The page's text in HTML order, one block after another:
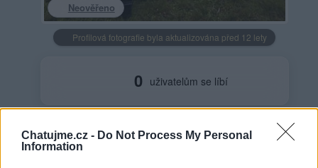
Chatujme.cz - Do Not Process My Personal
Information
Neověřeno
Profilová fotografie byla aktualizována před 12 lety
0 uživatelům se líbí